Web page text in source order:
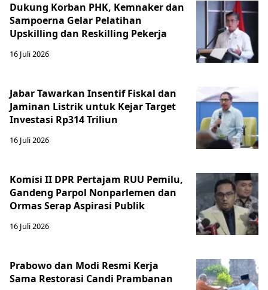
Dukung Korban PHK, Kemnaker dan
Sampoerna Gelar Pelatihan
Upskilling dan Reskilling Pekerja
16 Juli 2026
Jabar Tawarkan Insentif Fiskal dan
Jaminan Listrik untuk Kejar Target
Investasi Rp314 Triliun
16 Juli 2026
Komisi II DPR Pertajam RUU Pemilu,
Gandeng Parpol Nonparlemen dan
Ormas Serap Aspirasi Publik
16 Juli 2026
Prabowo dan Modi Resmi Kerja
Sama Restorasi Candi Prambanan